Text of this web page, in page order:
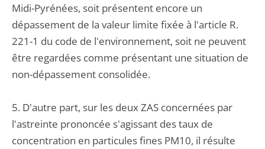
Midi-Pyrénées, soit présentent encore un
dépassement de la valeur limite fixée à l'article R.
221-1 du code de l'environnement, soit ne peuvent
être regardées comme présentant une situation de
non-dépassement consolidée.
5. D'autre part, sur les deux ZAS concernées par
l'astreinte prononcée s'agissant des taux de
concentration en particules fines PM10, il résulte